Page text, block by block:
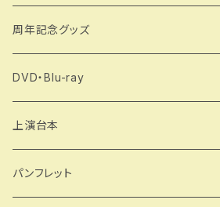
周年記念グッズ
DVD・Blu-ray
上演台本
製本版
パンフレット